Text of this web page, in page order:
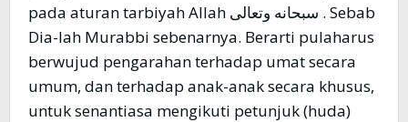
pada aturan tarbiyah Allah سبحانه وتعالى . Sebab
Dia-lah Murabbi sebenarnya. Berarti pulaharus
berwujud pengarahan terhadap umat secara
umum, dan terhadap anak-anak secara khusus,
untuk senantiasa mengikuti petunjuk (huda)